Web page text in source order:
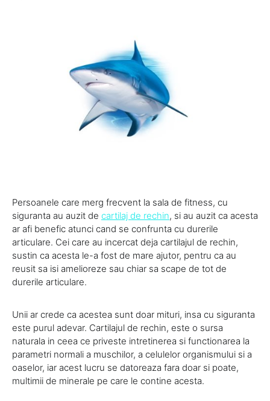
Persoanele care merg frecvent la sala de fitness, cu
siguranta au auzit de cartilaj de rechin, si au auzit ca acesta
ar afi benefic atunci cand se confrunta cu durerile
articulare. Cei care au incercat deja cartilajul de rechin,
sustin ca acesta le-a fost de mare ajutor, pentru ca au
reusit sa isi amelioreze sau chiar sa scape de tot de
durerile articulare.
Unii ar crede ca acestea sunt doar mituri, insa cu siguranta
este purul adevar. Cartilajul de rechin, este o sursa
naturala in ceea ce priveste intretinerea si functionarea la
parametri normali a muschilor, a celulelor organismului si a
oaselor, iar acest lucru se datoreaza fara doar si poate,
multimii de minerale pe care le contine acesta.